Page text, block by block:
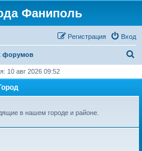
Фаниполь
Вход
Регистрация
форумов
с
10 авг 2026 09:52
в нашем городе и районе.